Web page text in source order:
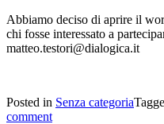
Abbiamo deciso di aprire il
chi fosse interessato a
matteo.testori@dialogica.it
Posted in Senza categoria
comment